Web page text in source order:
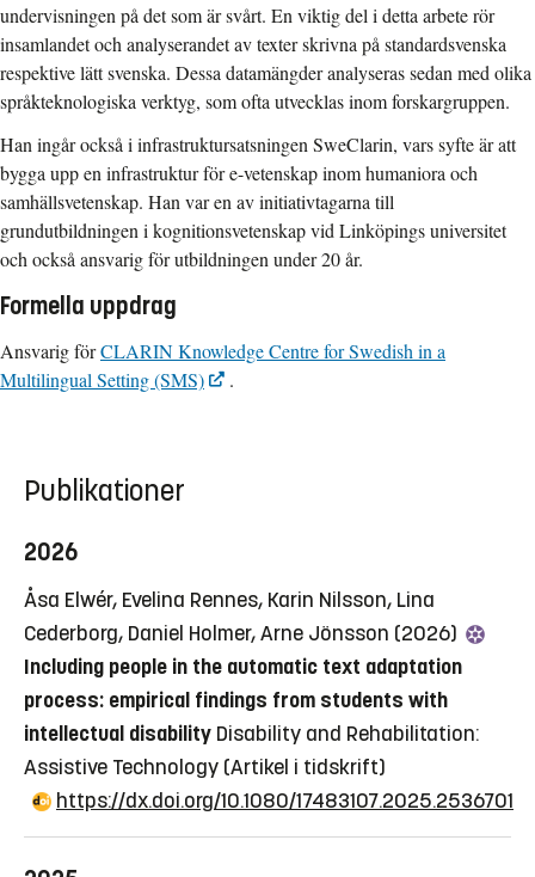
undervisningen på det som är svårt. En viktig del i detta arbete rör
insamlandet och analyserandet av texter skrivna på standardsvenska
respektive lätt svenska. Dessa datamängder analyseras sedan med olika
språkteknologiska verktyg, som ofta utvecklas inom forskargruppen.
Han ingår också i infrastruktursatsningen SweClarin, vars syfte är att
bygga upp en infrastruktur för e-vetenskap inom humaniora och
samhällsvetenskap. Han var en av initiativtagarna till
grundutbildningen i kognitionsvetenskap vid Linköpings universitet
och också ansvarig för utbildningen under 20 år.
Formella uppdrag
Ansvarig förCLARIN Knowledge Centre for Swedish in a
Multilingual Setting (SMS)
.
Publikationer
2026
Åsa Elwér, Evelina Rennes, Karin Nilsson, Lina
Cederborg, Daniel Holmer, Arne Jönsson (2026)
Including people in the automatic text adaptation
process: empirical findings from students with
intellectual disability Disability and Rehabilitation:
Assistive Technology (Artikel i tidskrift)
https://dx.doi.org/10.1080/17483107.2025.2536701